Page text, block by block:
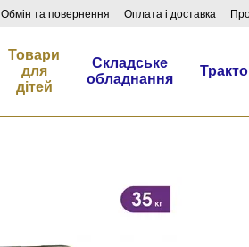
Обмін та повернення Оплата і доставка
Товари
для
дітей
Складське
обладнання